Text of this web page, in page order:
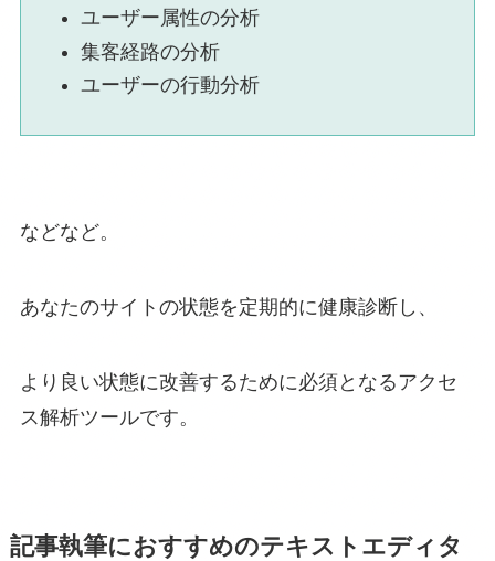
ユーザー属性の分析
集客経路の分析
ユーザーの行動分析
などなど。
あなたのサイトの状態を定期的に健康診断し、
より良い状態に改善するために必須となるアクセ
ス解析ツールです。
記事執筆におすすめのテキストエディタ